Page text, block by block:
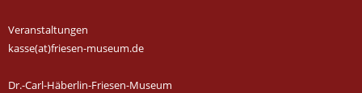
Veranstaltungen
kasse(at)friesen-museum.de
Dr.-Carl-Häberlin-Friesen-Museum